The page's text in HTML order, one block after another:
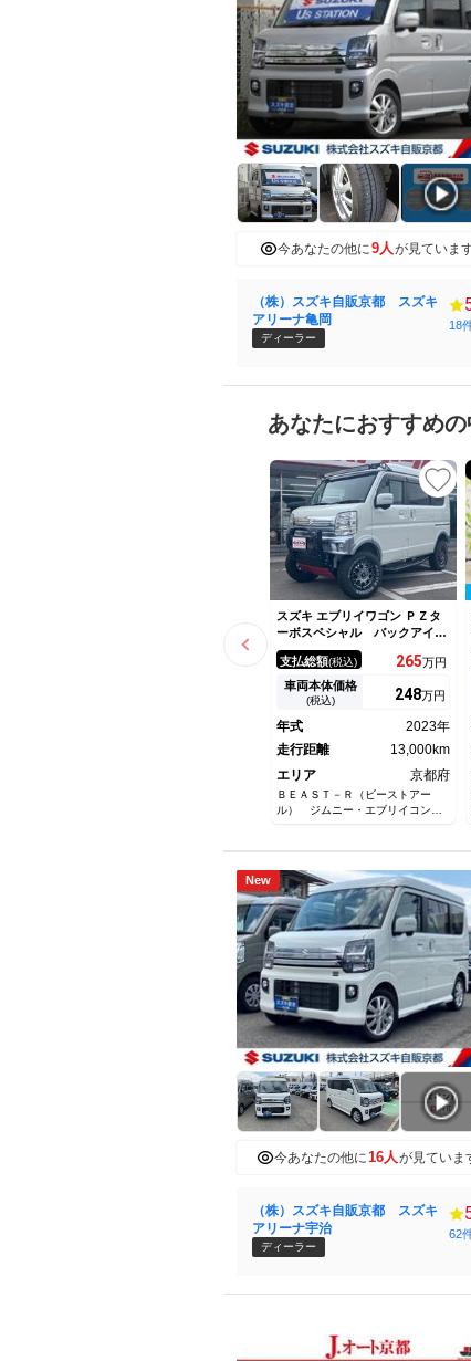
今あなたの他に9人が見ていま
（株）スズキ自販京都 スズキ
アリーナ亀岡
ディーラー
18
あなたにおすすめ
スズキ エブリイワゴン ＰＺタ
ーボスペシャル バックアイカ
メラ付きディスプレイオーディ
オ装着車
支払総額(税込) 265万円
車両本体価格
(税込) 248万円
年式
2023年
走行距離
13,000km
エリア
京都府
ＢＥＡＳＴ－Ｒ（ビーストアー
ル） ジムニー・エブリイコンプ
New
今あなたの他に 16人 が見ていま
（株）スズキ自販京都 スズキ
アリーナ宇治
ディーラー
62